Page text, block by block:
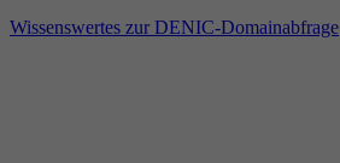
Wissenswertes zur DENIC-Domainabfrage